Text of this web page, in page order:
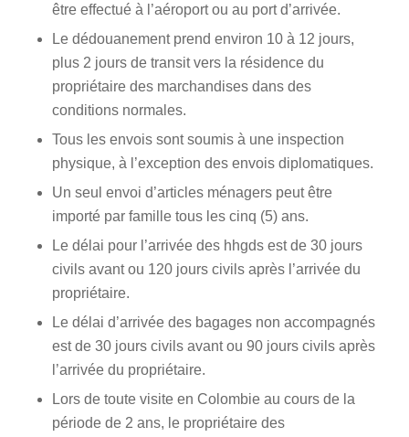
être effectué à l’aéroport ou au port d’arrivée.
Le dédouanement prend environ 10 à 12 jours,
plus 2 jours de transit vers la résidence du
propriétaire des marchandises dans des
conditions normales.
Tous les envois sont soumis à une inspection
physique, à l’exception des envois diplomatiques.
Un seul envoi d’articles ménagers peut être
importé par famille tous les cinq (5) ans.
Le délai pour l’arrivée des hhgds est de 30 jours
civils avant ou 120 jours civils après l’arrivée du
propriétaire.
Le délai d’arrivée des bagages non accompagnés
est de 30 jours civils avant ou 90 jours civils après
l’arrivée du propriétaire.
Lors de toute visite en Colombie au cours de la
période de 2 ans, le propriétaire des